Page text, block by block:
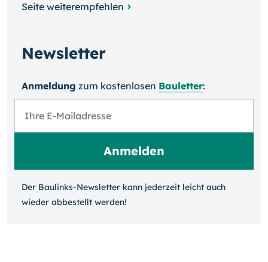
Seite weiterempfehlen
Newsletter
Anmeldung zum kosten­losen Bauletter:
Der Baulinks-Newsletter kann jeder­zeit leicht auch
wieder ab­bestellt werden!